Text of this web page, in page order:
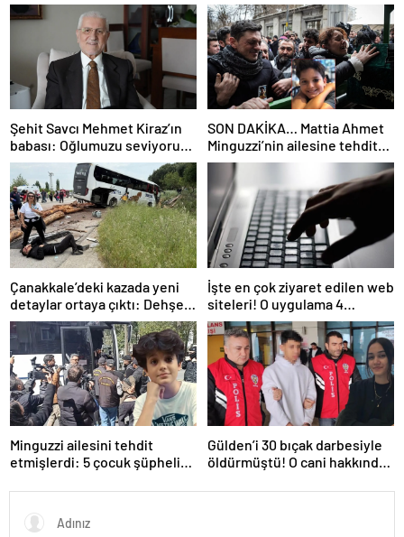
Şehit Savcı Mehmet Kiraz’ın
babası: Oğlumuzu seviyoruz
ama devletimizi oğlumuzdan
da çok seviyoruz
SON DAKİKA… Mattia Ahmet
Minguzzi’nin ailesine tehdit
davasında yeni gelişme: İşte
5 şüpheli hakkında istenen
ceza!
Çanakkale’deki kazada yeni
detaylar ortaya çıktı: Dehşet
kamyonunun suç dosyası
kabarık!
İşte en çok ziyaret edilen web
siteleri! O uygulama 4
basamak birden yükseldi: İlk
sırada…
Minguzzi ailesini tehdit
etmişlerdi: 5 çocuk şüpheli
oldu
Gülden’i 30 bıçak darbesiyle
öldürmüştü! O cani hakkında
donduran detaylar…